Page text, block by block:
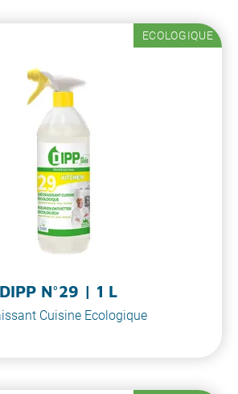
ECOLOGIQUE
DIPP N°29 | 1 L
Cuisine Ecologique